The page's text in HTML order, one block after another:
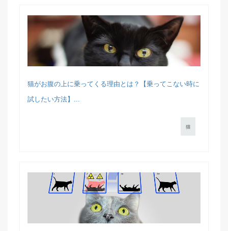
猫がお腹の上に乗ってくる理由とは？【乗ってこない時に
試したい方法】...
猫